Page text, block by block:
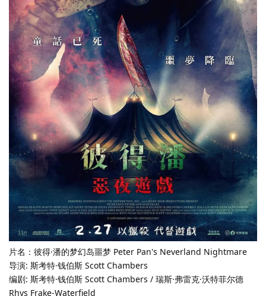
片名：彼得·潘的梦幻岛噩梦 Peter Pan's Neverland Nightmare
导演: 斯考特·钱伯斯 Scott Chambers
编剧: 斯考特·钱伯斯 Scott Chambers / 瑞斯·弗雷克·沃特菲尔德
Rhys Frake-Waterfield